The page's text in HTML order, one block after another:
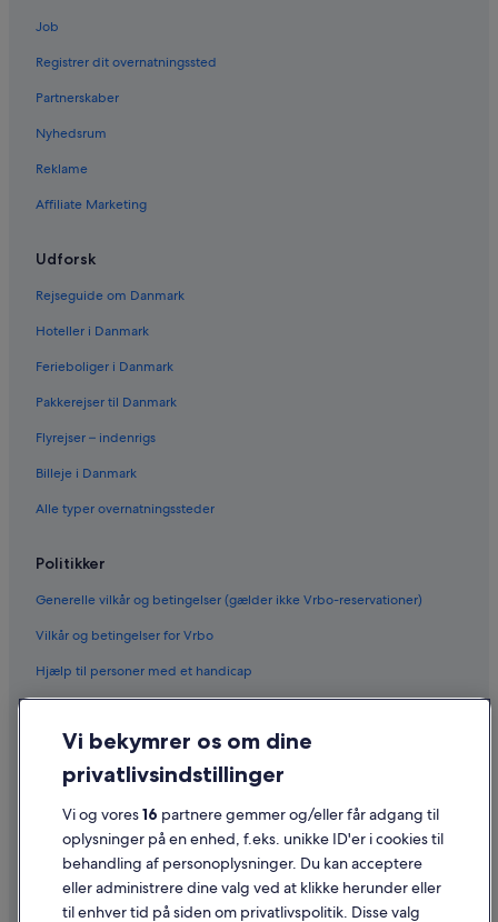
Job
Registrer dit overnatningssted
Partnerskaber
Nyhedsrum
Reklame
Affiliate Marketing
Udforsk
Rejseguide om Danmark
Hoteller i Danmark
Ferieboliger i Danmark
Pakkerejser til Danmark
Flyrejser – indenrigs
Billeje i Danmark
Alle typer overnatningssteder
Politikker
Generelle vilkår og betingelser (gælder ikke Vrbo-reservationer)
Vilkår og betingelser for Vrbo
Hjælp til personer med et handicap
Cookies
Generelle vilkår for brug
Juridiske oplysninger/Kontakt os
Retningslinjer for indhold og indberetning af indhold
Hjælp
Vi bekymrer os om dine
privatlivsindstillinger
Vi og vores16 partnere gemmer og/eller får adgang til
oplysninger på en enhed, f.eks. unikke ID'er i cookies til
behandling af personoplysninger. Du kan acceptere
eller administrere dine valg ved at klikke herunder eller
til enhver tid på siden om privatlivspolitik. Disse valg